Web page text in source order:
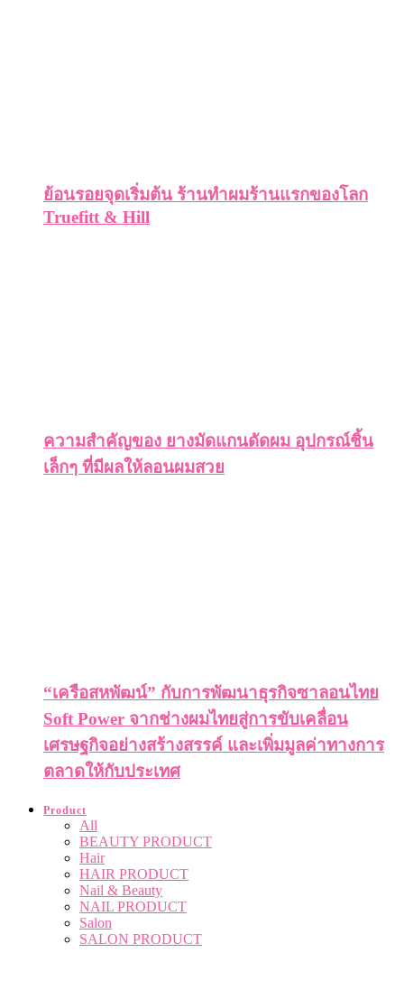
ย้อนรอยจุดเริ่มต้น ร้านทำผมร้านแรกของโลก
Truefitt & Hill
ความสำคัญของ ยางมัดแกนดัดผม อุปกรณ์ชิ้น
เล็กๆ ที่มีผลให้ลอนผมสวย
“เครือสหพัฒน์” กับการพัฒนาธุรกิจซาลอนไทย
Soft Power จากช่างผมไทยสู่การขับเคลื่อน
เศรษฐกิจอย่างสร้างสรรค์ และเพิ่มมูลค่าทางการ
ตลาดให้กับประเทศ
Product
All
BEAUTY PRODUCT
Hair
HAIR PRODUCT
Nail & Beauty
NAIL PRODUCT
Salon
SALON PRODUCT